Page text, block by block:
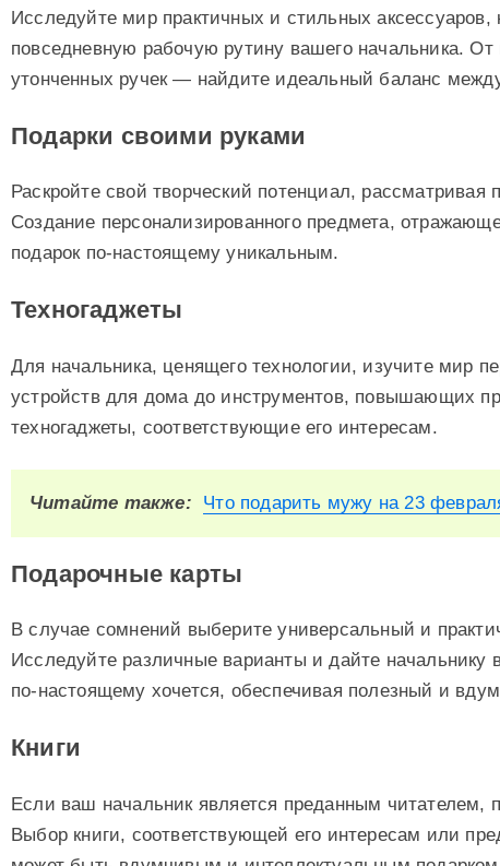
Исследуйте мир практичных и стильных аксессуаров,
повседневную рабочую рутину вашего начальника. От
утонченных ручек — найдите идеальный баланс
Подарки своими руками
Раскройте свой творческий потенциал,
Создание персонализированного предмета,
подарок по-настоящему уникальным.
Техногаджеты
Для начальника, ценящего технологии, изучите мир
устройств для дома до инструментов, повышающих
техногаджеты, соответствующие его интересам.
Читайте также: Что подарить мужу на 23
Подарочные карты
В случае сомнений выберите универсальный и
Исследуйте различные варианты и дайте начальнику
по-настоящему хочется, обеспечивая полезный и
Книги
Если ваш начальник является преданным читателем,
Выбор книги, соответствующей его интересам или